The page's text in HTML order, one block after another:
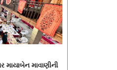
માયાબેન માવાણીની